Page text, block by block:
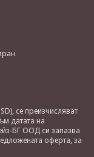
се преизчисляват
датата на
БГ ООД си запазва
оферта, за